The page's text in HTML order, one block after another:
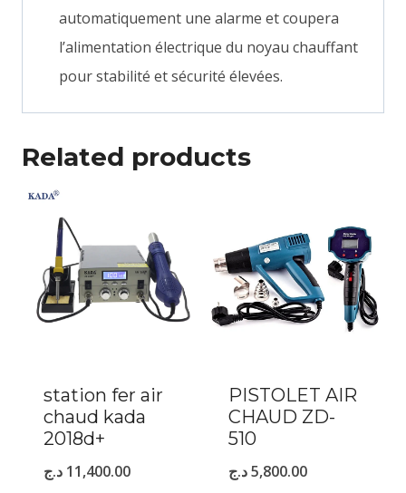
automatiquement une alarme et coupera
l’alimentation électrique du noyau chauffant
pour stabilité et sécurité élevées.
Related products
station fer air
chaud kada
2018d+
11,400.00 د.ج
PISTOLET AIR
CHAUD ZD-
510
5,800.00د.ج